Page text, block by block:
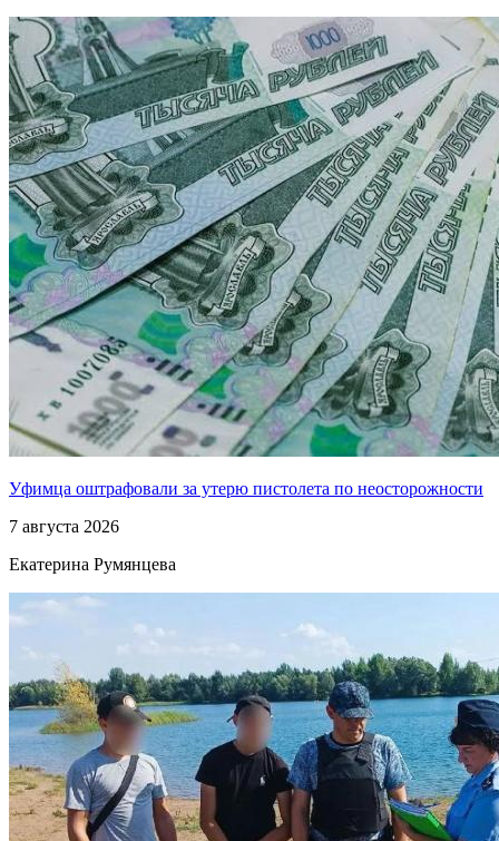
Уфимца оштрафовали за утерю пистолета по неосторожности
7 августа 2026
Екатерина Румянцева